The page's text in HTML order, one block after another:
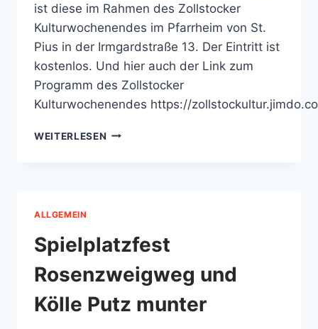
ist diese im Rahmen des Zollstocker
Kulturwochenendes im Pfarrheim von St.
Pius in der Irmgardstraße 13. Der Eintritt ist
kostenlos. Und hier auch der Link zum
Programm des Zollstocker
Kulturwochenendes https://
WEITERLESEN AUSSTELLUNG
BÜRGERVEREINS
ZOLLSTOCK
ANLÄSSLICH D
ES Z
OLLSTOCKER K
ULTURWOCHENENDES
ALLGEMEIN
Spielplatzfest
Rosenzweigweg und
Kölle Putz munter